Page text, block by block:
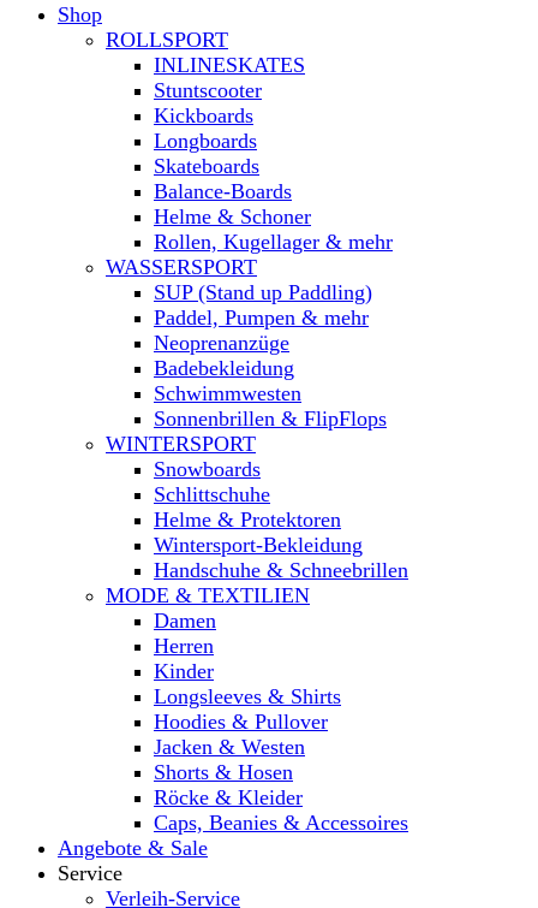
Shop
ROLLSPORT
INLINESKATES
Stuntscooter
Kickboards
Longboards
Skateboards
Balance-Boards
Helme & Schoner
Rollen, Kugellager & mehr
WASSERSPORT
SUP (Stand up Paddling)
Paddel, Pumpen & mehr
Neoprenanzüge
Badebekleidung
Schwimmwesten
Sonnenbrillen & FlipFlops
WINTERSPORT
Snowboards
Schlittschuhe
Helme & Protektoren
Wintersport-Bekleidung
Handschuhe & Schneebrillen
MODE & TEXTILIEN
Damen
Herren
Kinder
Longsleeves & Shirts
Hoodies & Pullover
Jacken & Westen
Shorts & Hosen
Röcke & Kleider
Caps, Beanies & Accessoires
Angebote & Sale
Service
Verleih-Service